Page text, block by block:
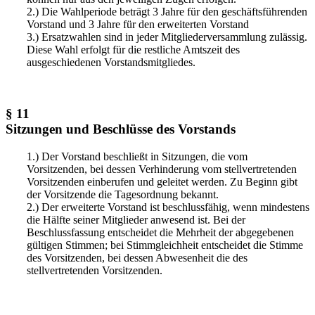
2.) Die Wahlperiode beträgt 3 Jahre für den geschäftsführenden
Vorstand und 3 Jahre für den erweiterten Vorstand
3.) Ersatzwahlen sind in jeder Mitgliederversammlung zulässig.
Diese Wahl erfolgt für die restliche Amtszeit des
ausgeschiedenen Vorstandsmitgliedes.
§ 11
Sitzungen und Beschlüsse des Vorstands
1.) Der Vorstand beschließt in Sitzungen, die vom
Vorsitzenden, bei dessen Verhinderung vom stellvertretenden
Vorsitzenden einberufen und geleitet werden. Zu Beginn gibt
der Vorsitzende die Tagesordnung bekannt.
2.) Der erweiterte Vorstand ist beschlussfähig, wenn mindestens
die Hälfte seiner Mitglieder anwesend ist. Bei der
Beschlussfassung entscheidet die Mehrheit der abgegebenen
gültigen Stimmen; bei Stimmgleichheit entscheidet die Stimme
des Vorsitzenden, bei dessen Abwesenheit die des
stellvertretenden Vorsitzenden.